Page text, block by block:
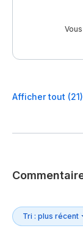
Afficher tout (21)